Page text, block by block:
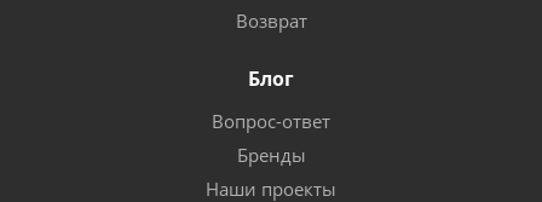
Возврат
Блог
Вопрос-ответ
Бренды
Наши проекты